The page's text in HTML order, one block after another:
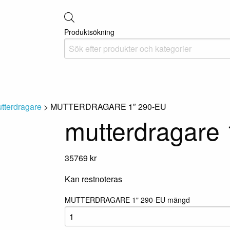
Produktsökning
> MUTTERDRAGARE 1″ 290-EU
mutterdragare
35769 kr
Kan restnoteras
MUTTERDRAGARE 1" 290-EU mängd